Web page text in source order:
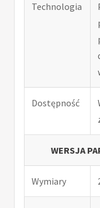
Technologia
Dostępność
WERSJA
Wymiary